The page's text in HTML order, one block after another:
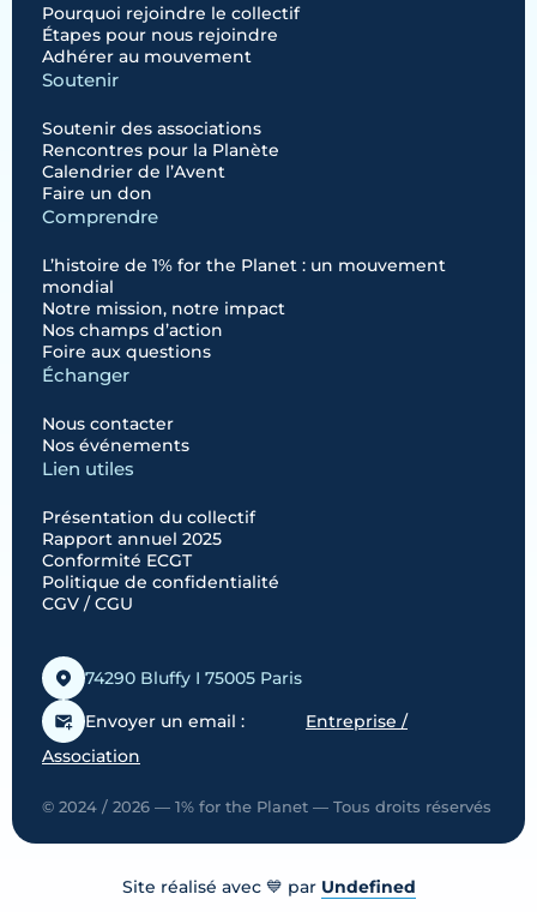
Pourquoi rejoindre le collectif
Étapes pour nous rejoindre
Adhérer au mouvement
Soutenir
Soutenir des associations
Rencontres pour la Planète
Calendrier de l’Avent
Faire un don
Comprendre
L’histoire de 1% for the Planet : un mouvement
mondial
Notre mission, notre impact
Nos champs d’action
Foire aux questions
Échanger
Nous contacter
Nos événements
Lien utiles
Présentation du collectif
Rapport annuel 2025
Conformité ECGT
Politique de confidentialité
CGV / CGU
74290 Bluffy I 75005 Paris
Envoyer un email :
Entreprise /
Association
© 2024 / 2026 — 1% for the Planet — Tous droits réservés
Site réalisé avec 💙 par Undefined